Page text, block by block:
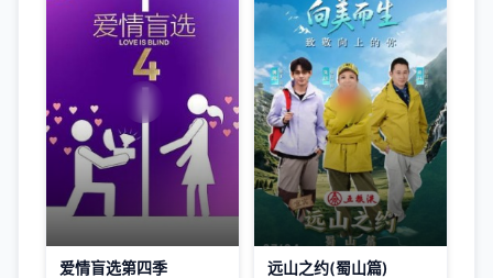
爱情盲选第四季 远山之约(蜀山篇)